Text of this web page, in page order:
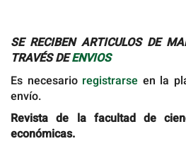
SE RECIBEN ARTICULOS DE
TRAVÉS DEENVIOS
Es necesario registrarse en la
envío.
Revista de la facultad de
económicas.